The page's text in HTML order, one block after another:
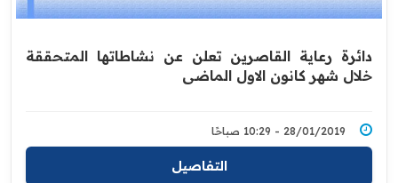
دائرة رعاية القاصرين تعلن عن نشاطاتها المتحققة
خلال شهر كانون الاول الماضي
28/01/2019 - 10:29 صباحًا
التفاصيل